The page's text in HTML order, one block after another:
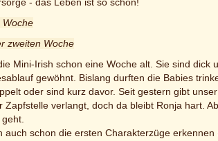
Woche
zweiten Woche
Mini-Irish schon eine Woche alt. Sie sind
gewöhnt. Bislang durften die Babies
oder sind kurz davor. Seit gestern gibt
Zapfstelle verlangt, doch da bleibt Ronja hart.
auch schon die ersten Charakterzüge